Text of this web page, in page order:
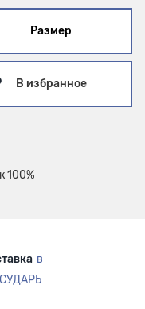
Размер
В избранное
100%
в